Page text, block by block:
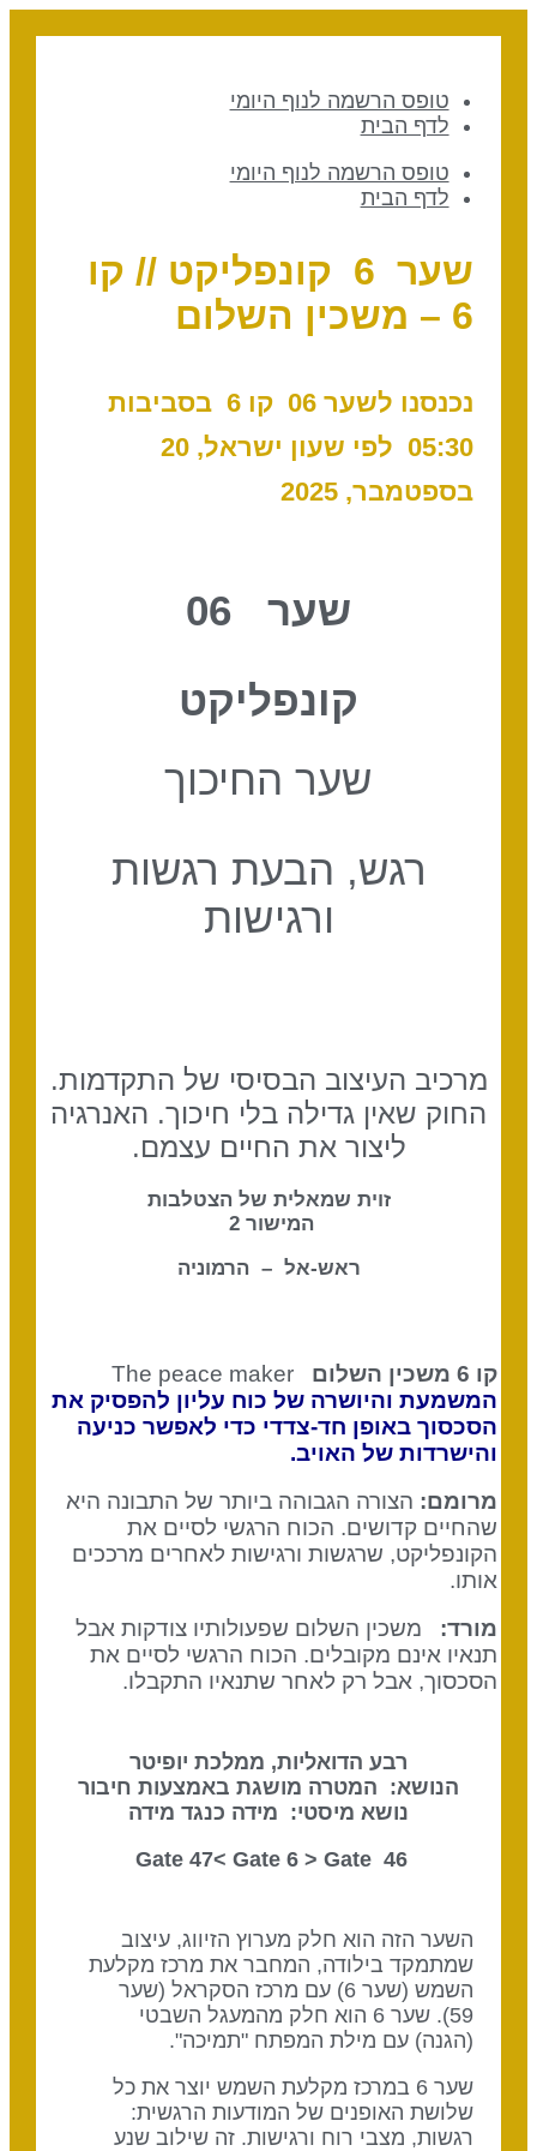
טופס הרשמה לנוף היומי
לדף הבית
טופס הרשמה לנוף היומי
לדף הבית
שער 6 קונפליקט // קו
6 – משכין השלום
נכנסנו לשער 06 קו 6 בסביבות
05:30 לפי שעון ישראל, 20
בספטמבר, 2025
שער 06
קונפליקט
שער החיכוך
רגש, הבעת רגשות
ורגישות
מרכיב העיצוב הבסיסי של התקדמות.
החוק שאין גדילה בלי חיכוך. האנרגיה
ליצור את החיים עצמם.
זוית שמאלית של הצטלבות
המישור 2
ראש-אל – הרמוניה
קו 6 משכין השלום
The peace maker
המשמעת והיושרה של כוח עליון להפסיק את
הסכסוך באופן חד-צדדי כדי לאפשר כניעה
והישרדות של האויב.
מרומם:הצורה הגבוהה ביותר של התבונה היא
שהחיים קדושים. הכוח הרגשי לסיים את
הקונפליקט, שרגשות ורגישות לאחרים מרככים
אותו.
מורד:משכין השלום שפעולותיו צודקות אבל
תנאיו אינם מקובלים. הכוח הרגשי לסיים את
הסכסוך, אבל רק לאחר שתנאיו התקבלו.
רבע הדואליות, ממלכת יופיטר
הנושא: המטרה מושגת באמצעות חיבור
נושא מיסטי: מידה כנגד מידה
46 Gate 47<
Gate 6 > Gate
השער הזה הוא חלק מערוץ הזיווג, עיצוב
שמתמקד בילודה, המחבר את מרכז מקלעת
השמש (שער 6) עם מרכז הסקראל (שער
59). שער 6 הוא חלק מהמעגל השבטי
(הגנה) עם מילת המפתח "תמיכה".
שער 6 במרכז מקלעת השמש יוצר את כל
שלושת האופנים של המודעות הרגשית:
רגשות, מצבי רוח ורגישות. זה שילוב שנע